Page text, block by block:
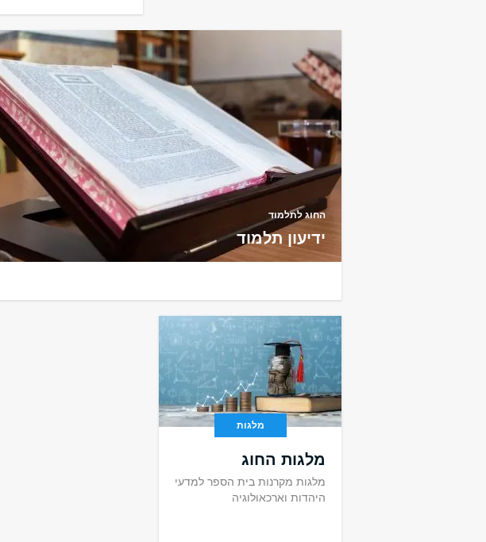
מלגות
מלגות מקרנות בית הספר למדעי היהדות
וארכאולוגיה
החוג לתלמוד
ידיעון תלמוד
מלגות
מלגות החוג
מלגות מקרנות בית הספר למדעי
היהדות וארכאולוגיה